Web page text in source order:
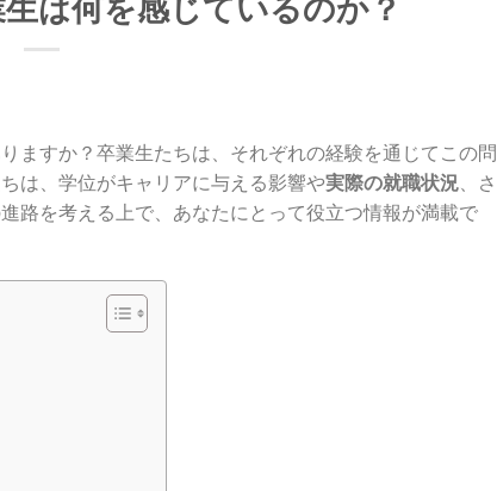
ますか？卒業生たちは、それぞれの経験を通じてこの問
は、学位がキャリアに与える影響や実際の就職状況
、さ
路を考える上で、あなたにとって役立つ情報が満載で